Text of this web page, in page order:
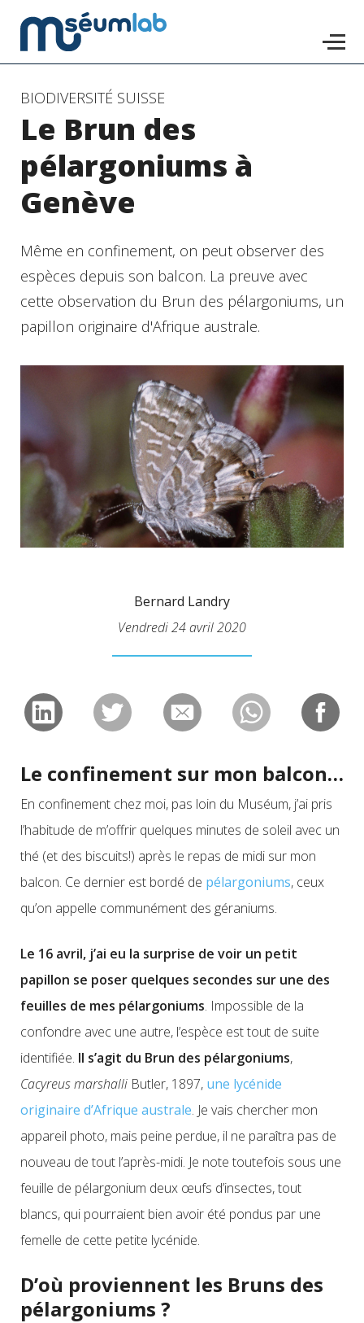
Accéder
au
principal
BIODIVERSITÉ SUISSE
Le Brun des
pélargoniums à
Genève
Même en confinement, on peut observer des
espèces depuis son balcon. La preuve avec
cette observation du Brun des pélargoniums, un
papillon originaire d'Afrique australe.
Bernard Landry
Vendredi 24 avril 2020
Le confinement sur mon balcon…
En confinement chez moi, pas loin du Muséum, j’ai pris
l’habitude de m’offrir quelques minutes de soleil avec un
thé (et des biscuits!) après le repas de midi sur mon
balcon. Ce dernier est bordé de pélargoniums, ceux
qu’on appelle communément des géraniums.
Le 16 avril, j’ai eu la surprise de voir un petit
papillon se poser quelques secondes sur une des
feuilles de mes pélargoniums. Impossible de la
confondre avec une autre, l’espèce est tout de suite
identifiée. Il s’agit du Brun des pélargoniums,
Cacyreus marshalli Butler, 1897, une lycénide
originaire d’Afrique australe. Je vais chercher mon
appareil photo, mais peine perdue, il ne paraîtra pas de
nouveau de tout l’après-midi. Je note toutefois sous une
feuille de pélargonium deux œufs d’insectes, tout
blancs, qui pourraient bien avoir été pondus par une
femelle de cette petite lycénide.
D’où proviennent les Bruns des
pélargoniums ?